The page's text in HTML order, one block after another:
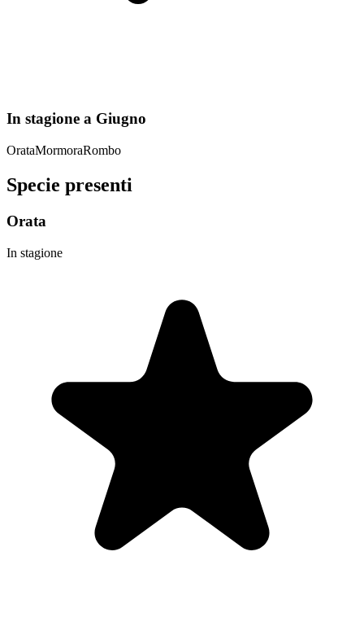
In stagione a Giugno
OrataMormoraRombo
Specie presenti
Orata
In stagione